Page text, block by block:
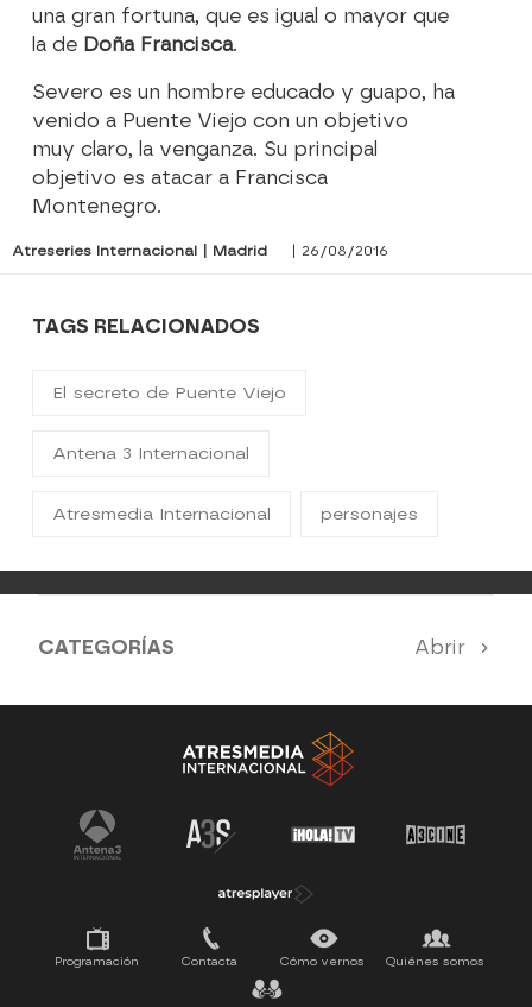
una gran fortuna, que es igual o mayor que
la de Doña Francisca.
Severo es un hombre educado y guapo, ha
venido a Puente Viejo con un objetivo
muy claro, la venganza. Su principal
objetivo es atacar a Francisca
Montenegro.
Atreseries Internacional | Madrid | 26/08/2016
TAGS RELACIONADOS
El secreto de Puente Viejo
Antena 3 Internacional
Atresmedia Internacional personajes
CATEGORÍAS Abrir
Antena 3 Noticias El Hormiguero
Tu cara me suena Pasapalabra
Programación Contacta Cómo vernos Quiénes somos